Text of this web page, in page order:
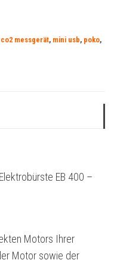
co2 messgerät, mini usb, poko,
EB 400 –
Motors Ihrer
Motor sowie der